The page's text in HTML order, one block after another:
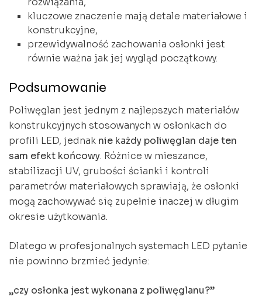
kluczowe znaczenie mają detale materiałowe i
konstrukcyjne,
przewidywalność zachowania osłonki jest
równie ważna jak jej wygląd początkowy.
Podsumowanie
Poliwęglan jest jednym z najlepszych materiałów
konstrukcyjnych stosowanych w osłonkach do
profili LED, jednak nie każdy poliwęglan daje ten
sam efekt końcowy. Różnice w mieszance,
stabilizacji UV, grubości ścianki i kontroli
parametrów materiałowych sprawiają, że osłonki
mogą zachowywać się zupełnie inaczej w długim
okresie użytkowania.
Dlatego w profesjonalnych systemach LED pytanie
nie powinno brzmieć jedynie:
„czy osłonka jest wykonana z poliwęglanu?”